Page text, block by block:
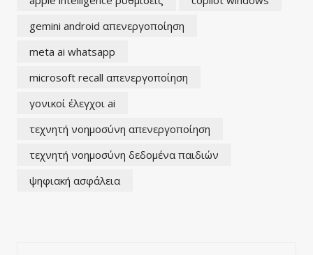
gemini android απενεργοποίηση
meta ai whatsapp
microsoft recall απενεργοποίηση
γονικοί έλεγχοι ai
τεχνητή νοημοσύνη απενεργοποίηση
τεχνητή νοημοσύνη δεδομένα παιδιών
ψηφιακή ασφάλεια